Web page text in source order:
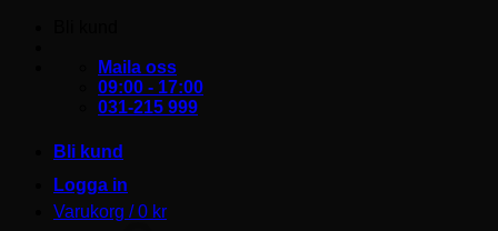
Maila oss
09:00 - 17:00
031-215 999
Bli kund
Logga in
Varukorg /0 kr